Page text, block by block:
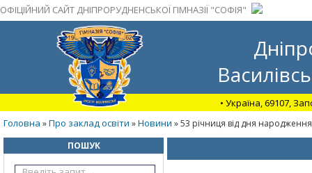
ОФІЦІЙНИЙ САЙТ ДНІПРОРУДНЕНСЬКОЇ ГІМНАЗІЇ "СОФІЯ"
• Україна, 69107,
Головна »Про заклад освіти »Новини » 53 річниця від дня народження
ПОШУК